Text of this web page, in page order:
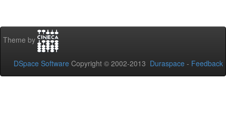
Theme by
DSpace Software Copyright © 2002-2013 Duraspace - Feedback